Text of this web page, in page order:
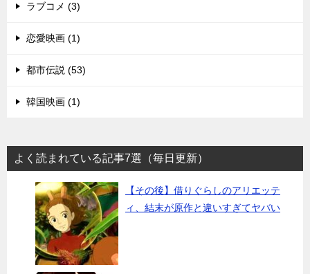
ラブコメ (3)
恋愛映画 (1)
都市伝説 (53)
韓国映画 (1)
よく読まれている記事7選（毎日更新）
【その後】借りぐらしのアリエッテ
ィ、結末が原作と違いすぎてヤバい